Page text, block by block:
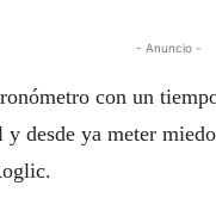
- Anuncio -
con un
desde ya meter